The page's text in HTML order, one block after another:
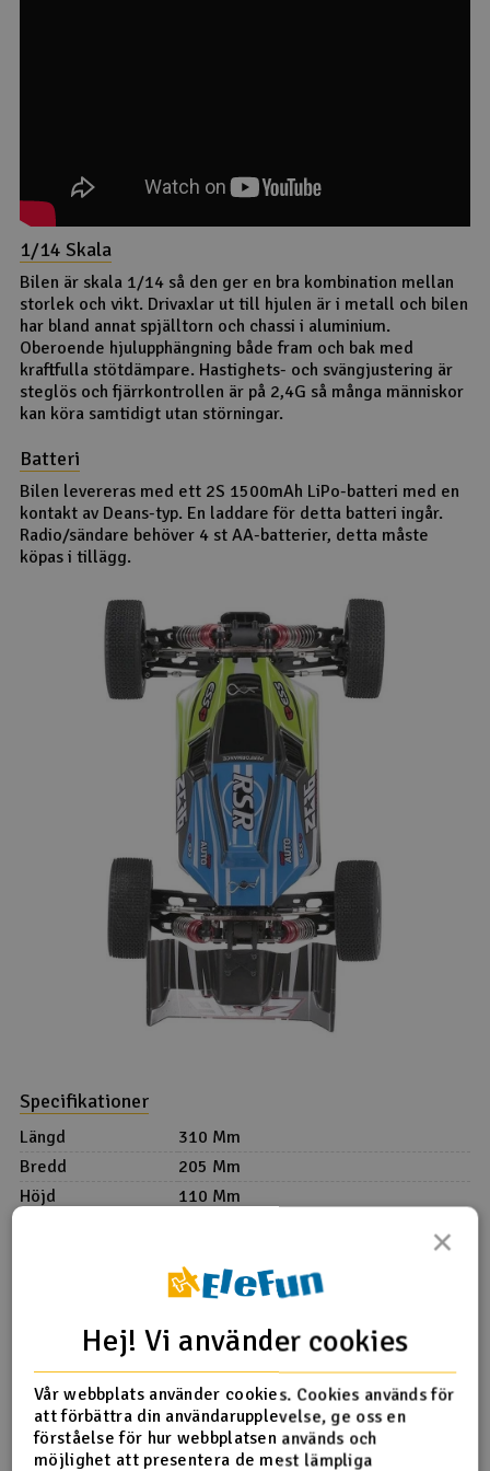
1/14 Skala
Bilen är skala 1/14 så den ger en bra kombination mellan
storlek och vikt. Drivaxlar ut till hjulen är i metall och bilen
har bland annat spjälltorn och chassi i aluminium.
Oberoende hjulupphängning både fram och bak med
kraftfulla stötdämpare. Hastighets- och svängjustering är
steglös och fjärrkontrollen är på 2,4G så många människor
kan köra samtidigt utan störningar.
Batteri
Bilen levereras med ett 2S 1500mAh LiPo-batteri med en
kontakt av Deans-typ. En laddare för detta batteri ingår.
Radio/sändare behöver 4 st AA-batterier, detta måste
köpas i tillägg.
Specifikationer
Längd
310 Mm
Bredd
205 Mm
Höjd
110 Mm
2S LiPo 1500mAh Dean/T-Type
Laddningstid
Ca 2 timmar
Räckvidd
100M+
Skala
1/14
Denna bil är också populär att modifiera med en
kraftfullare motoruppställning, se video här på vårt försök
×
Hej! Vi använder cookies
Vår webbplats använder cookies. Cookies används för
att förbättra din användarupplevelse, ge oss en
förståelse för hur webbplatsen används och
möjlighet att presentera de mest lämpliga